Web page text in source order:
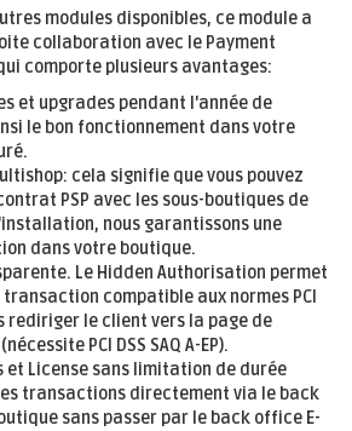
modules disponibles, ce module a
collaboration avec le Payment
comporte plusieurs avantages:
et upgrades pendant l'année de
le bon fonctionnement dans votre
cela signifie que vous pouvez
PSP avec les sous-boutiques de
nous garantissons une
dans votre boutique.
Le Hidden Authorisation permet
compatible aux normes PCI
rediriger le client vers la page de
PCI DSS SAQ A-EP).
et License sans limitation de durée
transactions directement via le back
sans passer par le back office E-